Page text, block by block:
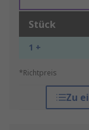
Stück
1 +
*Richtpreis
Zu